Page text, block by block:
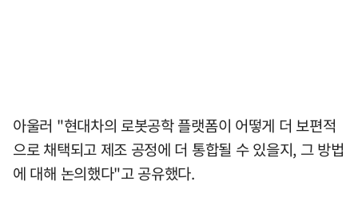
아울러 "현대차의 로봇공학 플랫폼이 어떻게 더 보편적
으로 채택되고 제조 공정에 더 통합될 수 있을지, 그 방법
에 대해 논의했다"고 공유했다.